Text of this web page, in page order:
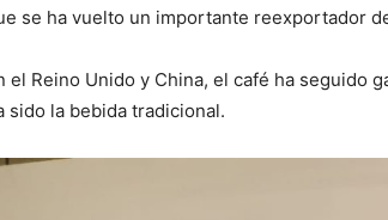
se ha vuelto un importante reexportador
el Reino Unido y China, el café ha seguido
sido la bebida tradicional.